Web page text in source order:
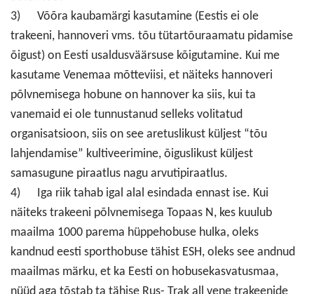
3) Võõra kaubamärgi kasutamine (Eestis ei ole
trakeeni, hannoveri vms. tõu tütartõuraamatu pidamise
õigust) on Eesti usaldusväärsuse kõigutamine. Kui me
kasutame Venemaa mõtteviisi, et näiteks hannoveri
põlvnemisega hobune on hannover ka siis, kui ta
vanemaid ei ole tunnustanud selleks volitatud
organisatsioon, siis on see aretuslikust küljest “tõu
lahjendamise” kultiveerimine, õiguslikust küljest
samasugune piraatlus nagu arvutipiraatlus.
4) Iga riik tahab igal alal esindada ennast ise. Kui
näiteks trakeeni põlvnemisega Topaas N, kes kuulub
maailma 1000 parema hüppehobuse hulka, oleks
kandnud eesti sporthobuse tähist ESH, oleks see andnud
maailmas märku, et ka Eesti on hobusekasvatusmaa,